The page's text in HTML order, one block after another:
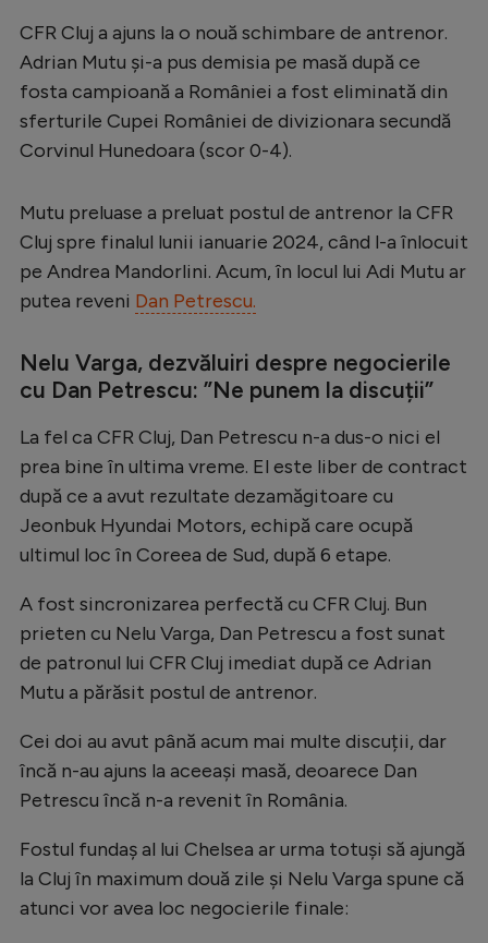
Bundesliga
Ligue 1
Campionate
EURO 2024
Stranieri
Clasamente
Handbal
Natație
Formula 1
Rugby
Ciclism
Alte sporturi
JO 2024
CFR Cluj a ajuns la o nouă schimbare de antrenor.
Adrian Mutu și-a pus demisia pe masă după ce
fosta campioană a României a fost eliminată din
sferturile Cupei României de divizionara secundă
Corvinul Hunedoara (scor 0-4).
Mutu preluase a preluat postul de antrenor la CFR
Cluj spre finalul lunii ianuarie 2024, când l-a înlocuit
pe Andrea Mandorlini. Acum, în locul lui Adi Mutu ar
putea reveni Dan Petrescu.
Nelu Varga, dezvăluiri despre negocierile
cu Dan Petrescu: ”Ne punem la discuții”
La fel ca CFR Cluj, Dan Petrescu n-a dus-o nici el
prea bine în ultima vreme. El este liber de contract
după ce a avut rezultate dezamăgitoare cu
Jeonbuk Hyundai Motors, echipă care ocupă
ultimul loc în Coreea de Sud, după 6 etape.
A fost sincronizarea perfectă cu CFR Cluj. Bun
prieten cu Nelu Varga, Dan Petrescu a fost sunat
de patronul lui CFR Cluj imediat după ce Adrian
Mutu a părăsit postul de antrenor.
Cei doi au avut până acum mai multe discuții, dar
încă n-au ajuns la aceeași masă, deoarece Dan
Petrescu încă n-a revenit în România.
Fostul fundaș al lui Chelsea ar urma totuși să ajungă
la Cluj în maximum două zile și Nelu Varga spune că
atunci vor avea loc negocierile finale: